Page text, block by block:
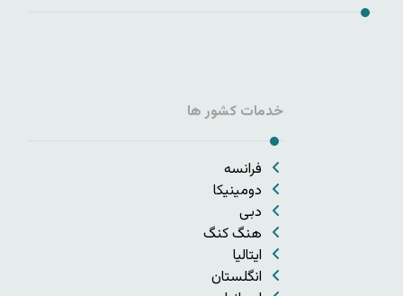
خدمات کشور ها
فرانسه
دومینیکا
دبی
هنگ کنگ
ایتالیا
انگلستان